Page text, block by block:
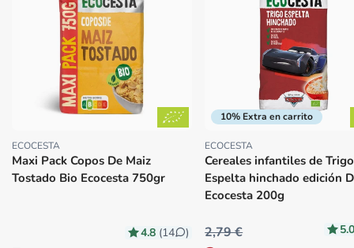
Proveedor:
ECOCESTA
Maxi Pack Copos De Maiz
Tostado Bio Ecocesta 750gr
4.8 (14 )
10% Extra en carrito
Proveedor:
ECOCESTA
Cereales infantiles de
Espelta hinchado edición
Ecocesta 200g
2,79 €